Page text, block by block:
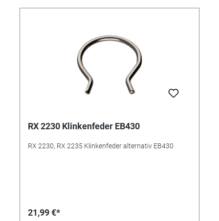
RX 2230 Klinkenfeder EB430
RX 2230, RX 2235 Klinkenfeder alternativ EB430
21,99 €*